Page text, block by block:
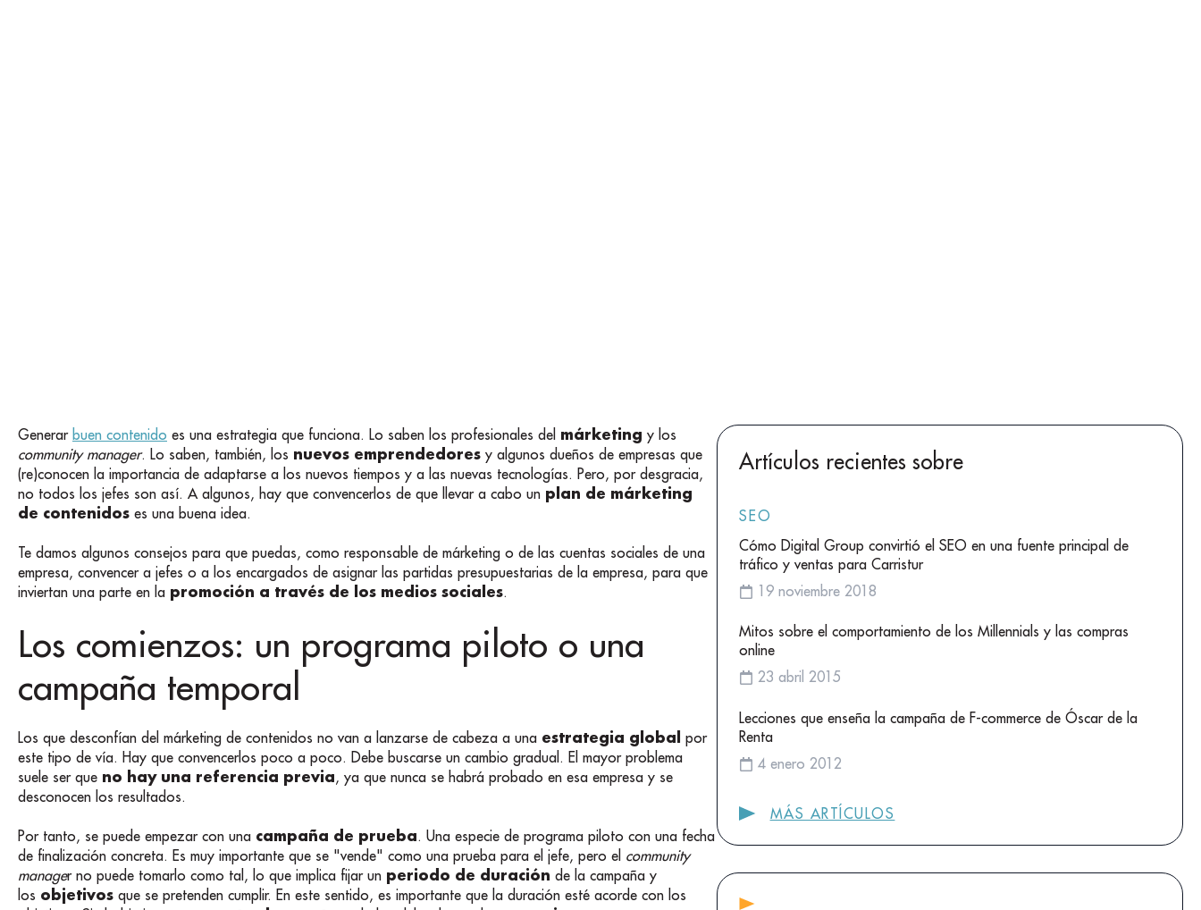
Generar buen contenido es una estrategia que funciona. Lo saben los profesionales del márketing y los
community manager. Lo saben, también, los nuevos emprendedores y algunos dueños de empresas que
(re)conocen la importancia de adaptarse a los nuevos tiempos y a las nuevas tecnologías. Pero, por desgracia,
no todos los jefes son así. A algunos, hay que convencerlos de que llevar a cabo un plan de márketing
de contenidos es una buena idea.
Te damos algunos consejos para que puedas, como responsable de márketing o de las cuentas sociales de una
empresa, convencer a jefes o a los encargados de asignar las partidas presupuestarias de la empresa, para que
inviertan una parte en la promoción a través de los medios sociales.
Los comienzos: un programa piloto o una
campaña temporal
Los que desconfían del márketing de contenidos no van a lanzarse de cabeza a una estrategia global por
este tipo de vía. Hay que convencerlos poco a poco. Debe buscarse un cambio gradual. El mayor problema
suele ser que no hay una referencia previa, ya que nunca se habrá probado en esa empresa y se
desconocen los resultados.
Por tanto, se puede empezar con una campaña de prueba. Una especie de programa piloto con una fecha
de finalización concreta. Es muy importante que se "vende" como una prueba para el jefe, pero el community
manager no puede tomarlo como tal, lo que implica fijar un periodo de duración de la campaña y
los objetivos que se pretenden cumplir. En este sentido, es importante que la duración esté acorde con los
Artículos recientes sobre
SEO
Cómo Digital Group convirtió el SEO en una fuente principal de
tráfico y ventas para Carristur
19 noviembre 2018
Mitos sobre el comportamiento de los Millennials y las compras
online
23 abril 2015
Lecciones que enseña la campaña de F-commerce de Óscar de la
Renta
4 enero 2012
MÁS ARTÍCULOS